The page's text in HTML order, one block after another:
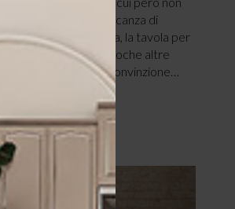
attenzione per mancanza di
a questa regola, la tavola per
Pasqua) e poche altre
noi si annida la falsa convinzione…